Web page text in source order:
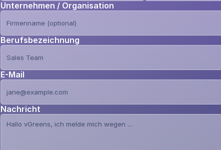
Unternehmen / Organisation
Berufsbezeichnung
E-Mail
Nachricht